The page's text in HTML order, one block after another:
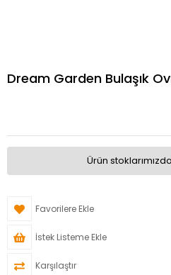
Dream Garden Bulaşık
Ürün
Favorilere Ekle
İstek Listeme Ekle
Karşılaştır